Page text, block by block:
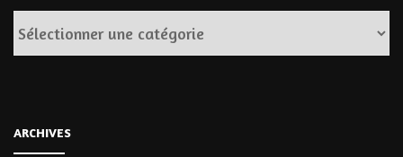
Catégories
ARCHIVES